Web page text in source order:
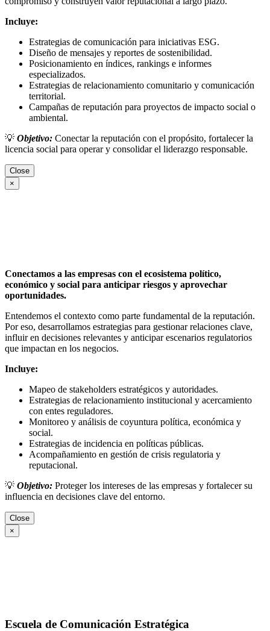
Incluye:
Estrategias de comunicación para iniciativas ESG.
Diseño de mensajes y reportes de sostenibilidad.
Posicionamiento en índices, rankings e informes
especializados.
Estrategias de relacionamiento comunitario y comunicación
territorial.
Campañas de reputación para proyectos de impacto social o
ambiental.
💡 Objetivo: Conectar la reputación con el propósito, fortalecer la
licencia social para operar y consolidar el liderazgo responsable.
Close
×
Conectamos a las empresas con el ecosistema político,
económico y social para anticipar riesgos y aprovechar
oportunidades.
Entendemos el contexto como parte fundamental de la reputación.
Por eso, desarrollamos estrategias para gestionar relaciones clave,
influir en decisiones relevantes y anticipar escenarios regulatorios
que impactan en los negocios.
Incluye:
Mapeo de stakeholders estratégicos y autoridades.
Estrategias de relacionamiento institucional y acercamiento
con entes reguladores.
Monitoreo y análisis de coyuntura política, económica y
social.
Estrategias de incidencia en políticas públicas.
Acompañamiento en gestión de crisis regulatoria y
reputacional.
💡 Objetivo: Proteger los intereses de las empresas y fortalecer su
influencia en decisiones clave del entorno.
Close
×
Escuela de Comunicación Estratégica